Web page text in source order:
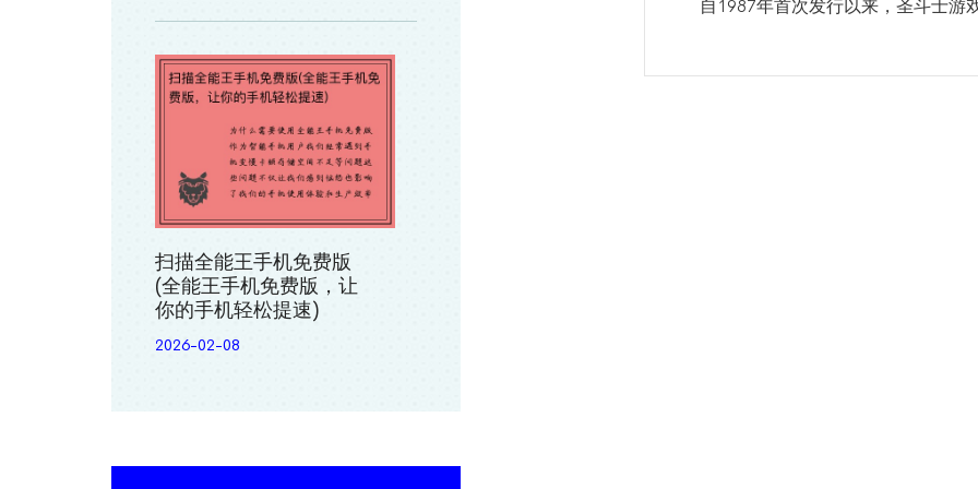
自1987年首次发行以来，圣斗士游
扫描全能王手机免费版
(全能王手机免费版，让
你的手机轻松提速)
2026-02-08